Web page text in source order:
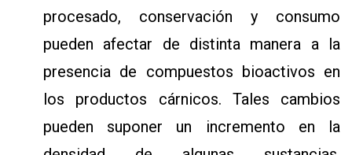
procesado, conservación y consumo
pueden afectar de distinta manera a la
presencia de compuestos bioactivos en
los productos cárnicos. Tales cambios
pueden suponer un incremento en la